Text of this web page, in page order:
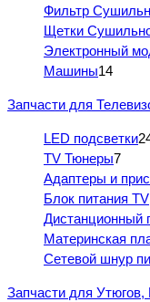
Фильтр
Щетки
Электронный
Машины14
Запчасти для
LED подсветки
TV Тюнеры7
Адаптеры и
Блок питания TV
Дистанционный
Материнская
Сетевой шнур
Запчасти для